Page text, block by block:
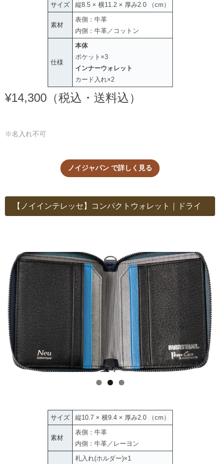
サイズ 縦8.5 × 横11.2 × 厚み2.0 （cm）
素材
表側：牛革
内側：牛革／コットン
仕様
本体
ポケット×3
インナーウォレット
カード入れ×2
¥14,300（税込・送料込）
※名入れ不可
ノイジャパン で詳しく見る
【ノイインテレッセ】コンパクトウォレット｜ドライ
サイズ 縦10.7 × 横9.4 × 厚み2.0 （cm）
素材
表側：牛革
内側：牛革／レーヨン
札入れ(ホルダー)×1